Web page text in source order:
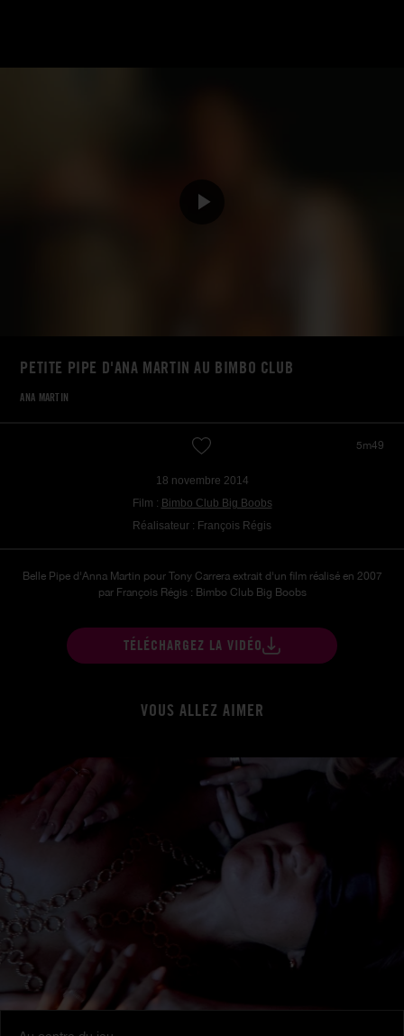
PETITE PIPE D'ANA MARTIN AU BIMBO CLUB
ANA MARTIN
5m49
18 novembre 2014
Film : Bimbo Club Big Boobs
Réalisateur : François Régis
Belle Pipe d'Anna Martin pour Tony Carrera extrait d'un film réalisé en 2007
par François Régis : Bimbo Club Big Boobs
TÉLÉCHARGEZ LA VIDÉO
VOUS ALLEZ AIMER